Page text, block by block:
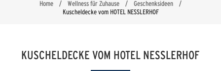
Home / Wellness für Zuhause / Geschenksideen
/
Kuscheldecke vom HOTEL NESSLERHOF
KUSCHELDECKE VOM HOTEL NESSLERHOF